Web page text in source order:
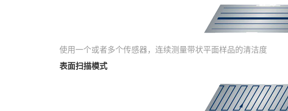
使用一个或者多个传感器，连续测量带状平面样品的清洁度
表面扫描模式